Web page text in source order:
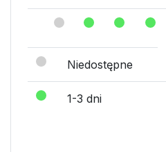
Niedostępne
1-3 dni